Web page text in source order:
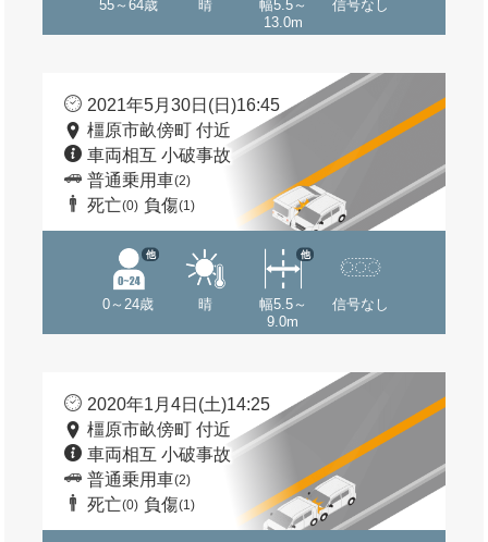
55～64歳 晴
幅5.5～
13.0m
信号なし
2021年5月30日(日)16:45
橿原市畝傍町 付近
車両相互 小破事故
普通乗用車(2)
死亡(0) 負傷(1)
0～24歳
他
晴
幅5.5～
9.0m
他
信号なし
2020年1月4日(土)14:25
橿原市畝傍町 付近
車両相互 小破事故
普通乗用車(2)
死亡(0) 負傷(1)